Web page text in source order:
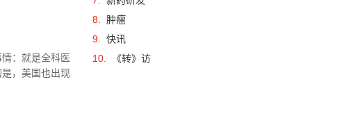
：就是全科医
，美国也出现
8.
肿瘤
9.
快讯
10.
《转》访